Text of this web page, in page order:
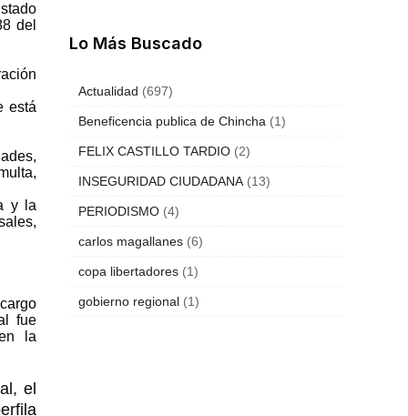
del
está
y la
fue
la
el
Lo Más Buscado
Actualidad (697)
Beneficencia publica de Chincha (1)
FELIX CASTILLO TARDIO (2)
INSEGURIDAD CIUDADANA (13)
PERIODISMO (4)
carlos magallanes (6)
copa libertadores (1)
gobierno regional (1)